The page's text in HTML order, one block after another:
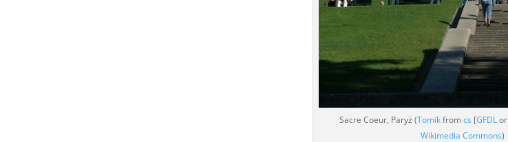
Sacre Coeur, Paryż (Tomíkfrom cs[GFDLor
Wikimedia Commons)